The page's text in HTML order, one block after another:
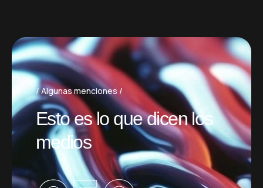
Algunas menciones
Esto es lo que dicen los
medios